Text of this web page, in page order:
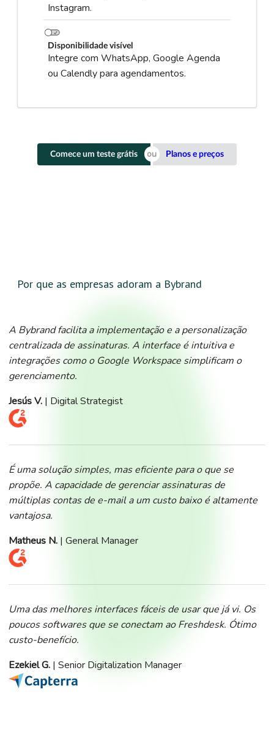
Instagram.
Disponibilidade visível
Integre com WhatsApp, Google Agenda
ou Calendly para agendamentos.
Comece um teste grátis Planos e preços
Por que as empresas adoram a Bybrand
A Bybrand facilita a implementação e a personalização
centralizada de assinaturas. A interface é intuitiva e
integrações como o Google Workspace simplificam o
gerenciamento.
Jesús V. | Digital Strategist
É uma solução simples, mas eficiente para o que se
propõe. A capacidade de gerenciar assinaturas de
múltiplas contas de e-mail a um custo baixo é altamente
vantajosa.
Matheus N. | General Manager
Uma das melhores interfaces fáceis de usar que já vi. Os
poucos softwares que se conectam ao Freshdesk. Ótimo
custo-benefício.
Ezekiel G. | Senior Digitalization Manager